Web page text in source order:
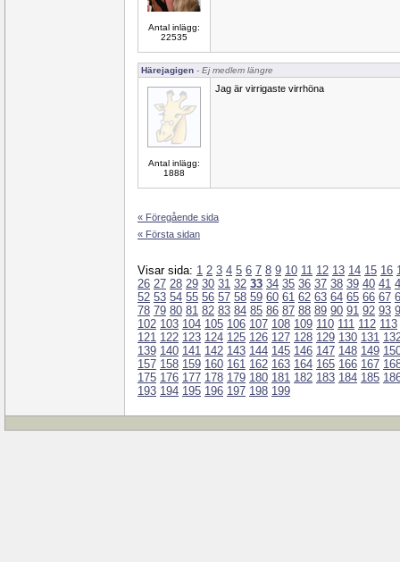
Antal inlägg:
22535
Härejagigen - Ej medlem längre
Antal inlägg:
1888
Jag är virrigaste virrhöna
« Föregående sida
« Första sidan
Visar sida: 1 2 3 4 5 6 7 8 9 10 11 12 13 14 15 16
26 27 28 29 30 31 32 33 34 35 36 37 38 39 40 41
52 53 54 55 56 57 58 59 60 61 62 63 64 65 66 67
78 79 80 81 82 83 84 85 86 87 88 89 90 91 92 93
102 103 104 105 106 107 108 109 110 111 112 113
121 122 123 124 125 126 127 128 129 130 131
139 140 141 142 143 144 145 146 147 148 149
157 158 159 160 161 162 163 164 165 166 167
175 176 177 178 179 180 181 182 183 184 185
193 194 195 196 197 198 199